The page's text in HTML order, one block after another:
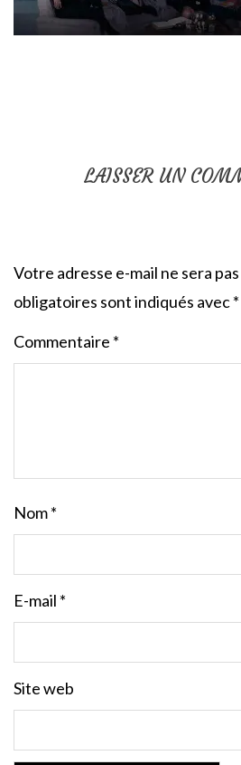
LAISSER UN
Votre adresse e-mail ne sera
obligatoires sont indiqués avec*
Commentaire *
Nom*
E-mail *
Site web